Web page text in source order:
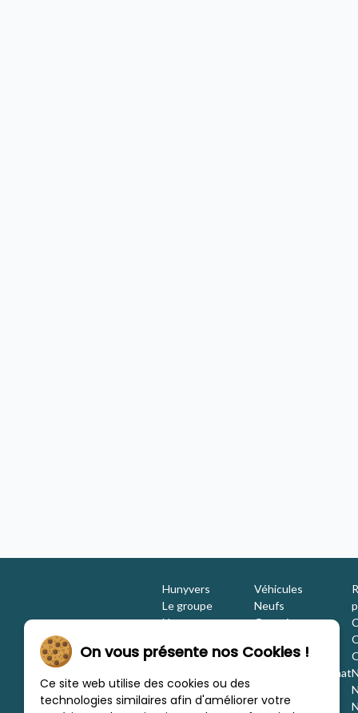
Hunyvers
Le groupe
Nos engagements
Nous rejoindre
Nos marques
Les concessions
Véhicules
Neufs
Occasions
Location
Estimation / Rachat
Financement
On vous présente nos Cookies !
Ce site web utilise des cookies ou des
technologies similaires afin d'améliorer votre